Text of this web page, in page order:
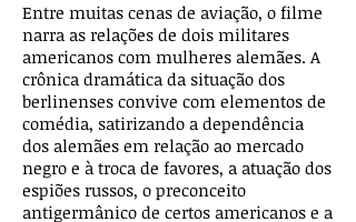
Entre muitas cenas de aviação, o filme
narra as relações de dois militares
americanos com mulheres alemães. A
crônica dramática da situação dos
berlinenses convive com elementos de
comédia, satirizando a dependência
dos alemães em relação ao mercado
negro e à troca de favores, a atuação dos
espiões russos, o preconceito
antigermânico de certos americanos e a